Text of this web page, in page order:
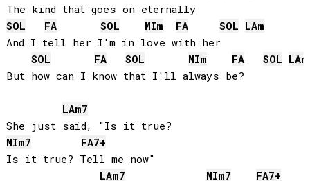
The kind that goes on eternally
SOL
FA SOL MIm FA SOL LAm
And I tell her I'm in love with her
SOL
FA SOL MIm FA SOL LAm
But how can I know that I'll always be?
LAm7
MIm7 FA7+
Is it true? Tell me now"
LAm7 MIm7 FA7+